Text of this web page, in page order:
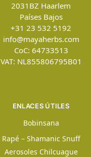
2031BZ Haarlem
Países Bajos
+31 23 532 5192
info@mayaherbs.com
CoC: 64733513
VAT: NL855806795B01
ENLACES ÚTILES
Bobinsana
Rapé – Shamanic Snuff
Aerosoles Chilcuague